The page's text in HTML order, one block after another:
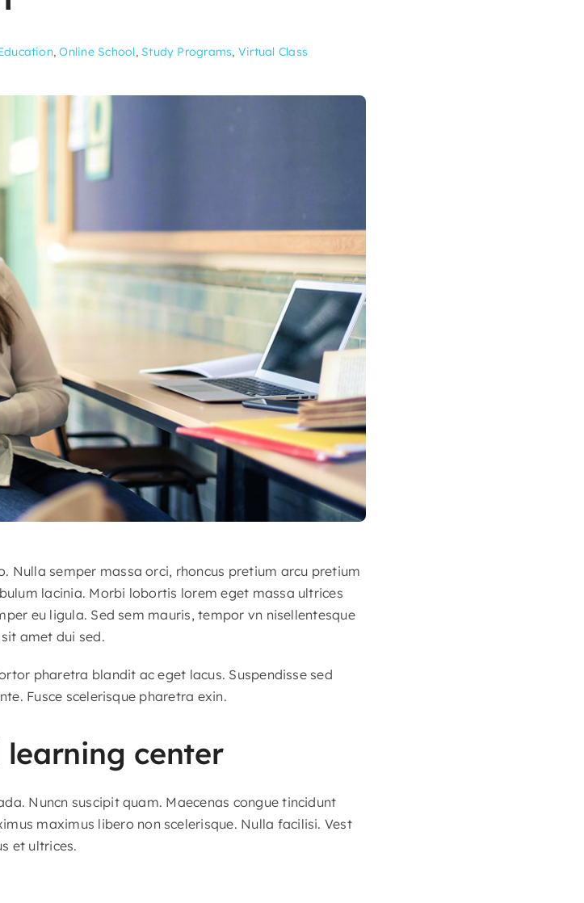
,Online School, Study Programs, Virtual Class
Nulla semper massa orci, rhoncus pretium arcu pretium
lacinia. Morbi lobortis lorem eget massa ultrices
eu ligula. Sed sem mauris, tempor vn nisellentesque
amet dui sed.
pharetra blandit ac eget lacus. Suspendisse sed
Fusce scelerisque pharetra exin.
center
Nuncn suscipit quam. Maecenas congue tincidunt
maximus libero non scelerisque. Nulla facilisi. Vest
et ultrices.